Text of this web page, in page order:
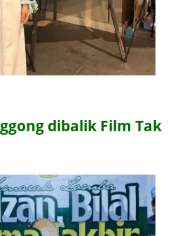
dibalik Film Tak